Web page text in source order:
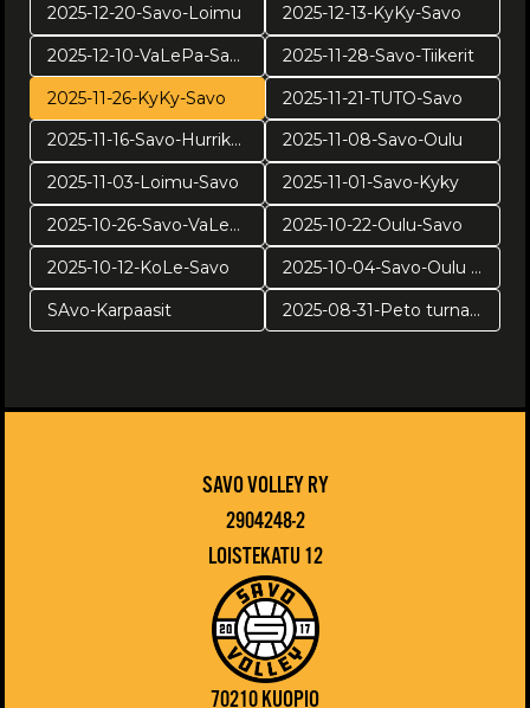
2025-12-20-Savo-Loimu
2025-12-13-KyKy-Savo
2025-12-10-VaLePa-Savo
2025-11-28-Savo-Tiikerit
2025-11-26-KyKy-Savo
2025-11-21-TUTO-Savo
2025-11-16-Savo-Hurrikaani
2025-11-08-Savo-Oulu
2025-11-03-Loimu-Savo
2025-11-01-Savo-Kyky
2025-10-26-Savo-VaLePa
2025-10-22-Oulu-Savo
2025-10-12-KoLe-Savo
2025-10-04-Savo-Oulu harj
SAvo-Karpaasit
2025-08-31-Peto turnaus
SAVO VOLLEY RY
2904248-2
LOISTEKATU 12
70210 KUOPIO